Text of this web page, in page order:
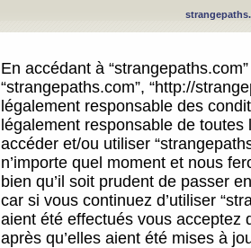
En accédant à
“strangepaths.com”, “http://
légalement responsable des
légalement responsable de
accéder et/ou utiliser
n’importe quel moment et nous
bien qu’il soit prudent de passer
car si vous continuez d’utiliser
aient été effectués vous acceptez
après qu’elles aient été mises à